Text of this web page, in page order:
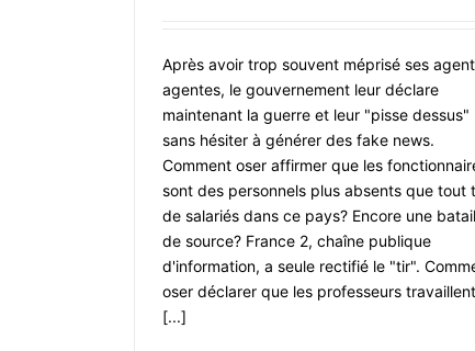
Après avoir trop souvent méprisé ses
agentes, le gouvernement leur déclare
maintenant la guerre et leur "pisse dessus"
sans hésiter à générer des fake news.
Comment oser affirmer que les
sont des personnels plus absents que tout
de salariés dans ce pays? Encore une
de source? France 2, chaîne publique
d'information, a seule rectifié le "tir".
oser déclarer que les professeurs
[...]